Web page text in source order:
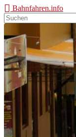
Bahnfahren.info